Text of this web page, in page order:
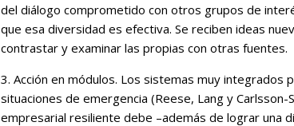
del diálogo comprometido con otros grupos de
que esa diversidad es efectiva. Se reciben ideas
contrastar y examinar las propias con otras fuentes.
3. Acción en módulos. Los sistemas muy integrados
situaciones de emergencia (Reese, Lang y
empresarial resiliente debe –además de lograr una